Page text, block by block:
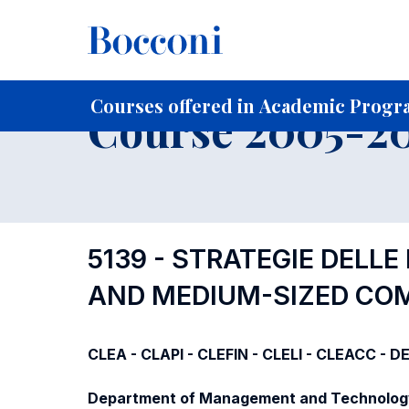
Courses offered in Academic
Home For current Students
Course 2005-
5139 - STRATEGIE
AND MEDIUM-SIZED
CLEA - CLAPI - CLEFIN - CLELI - CLEACC -
Department of Management and